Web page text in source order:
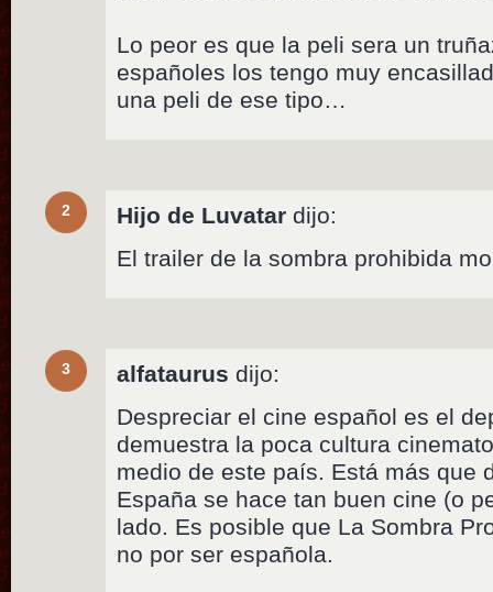
Lo peor es que la peli sera un
españoles los tengo muy
una peli de ese tipo…
2 Hijo de Luvatar dijo:
El trailer de la sombra prohibida
3 alfataurus dijo:
Despreciar el cine español es el
demuestra la poca cultura
medio de este país. Está más que
España se hace tan buen cine (o
lado. Es posible que La Sombra
no por ser española.